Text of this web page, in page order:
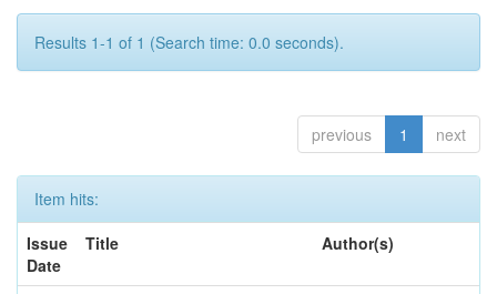
Results 1-1 of 1 (Search time: 0.0 seconds).
previous 1 next
Item hits:
Issue
Date
Title Author(s)